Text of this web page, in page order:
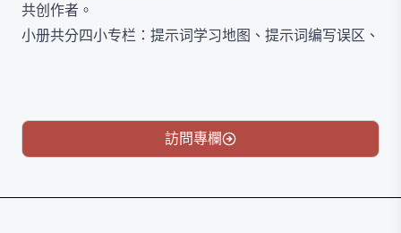
共创作者。
小册共分四小专栏：提示词学习地图、提示词编写误区、
訪問專欄